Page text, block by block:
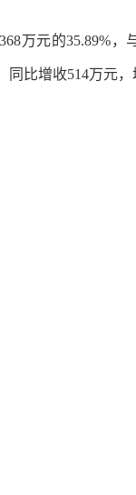
万元的35.89%，
比增收514万元